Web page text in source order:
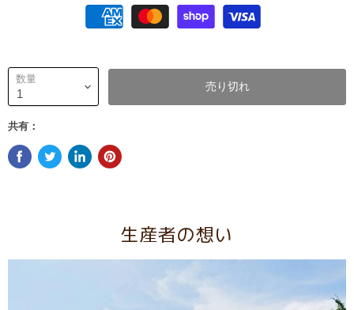
数量 売り切れ
共有：
生産者の想い